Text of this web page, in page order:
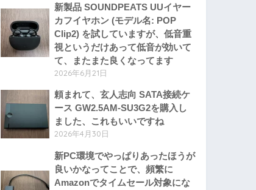
新製品 SOUNDPEATS UUイヤー
カフイヤホン (モデル名: POP
Clip2) を試していますが、低音重
視というだけあって低音が効いて
て、またまた良くなってます
2026年6月21日
頼まれて、玄人志向 SATA接続ケ
ース GW2.5AM-SU3G2を購入し
ました、これもいいですね
2026年4月30日
新PC環境でやっぱりあったほうが
良いかなってことで、頻繁に
Amazonでタイムセール対象にな